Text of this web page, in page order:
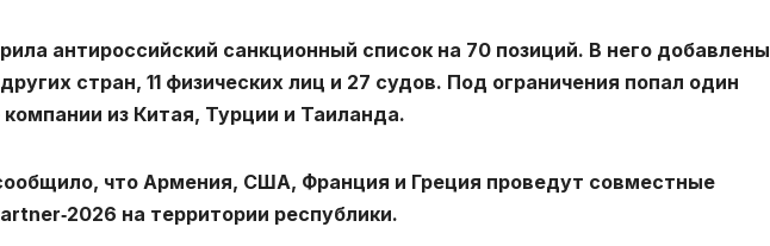
антироссийский санкционный список на 70 позиций. В него добавлены
стран, 11 физических лиц и 27 судов. Под ограничения попал один
из Китая, Турции и Таиланда.
что Армения, США, Франция и Греция проведут совместные
на территории республики.